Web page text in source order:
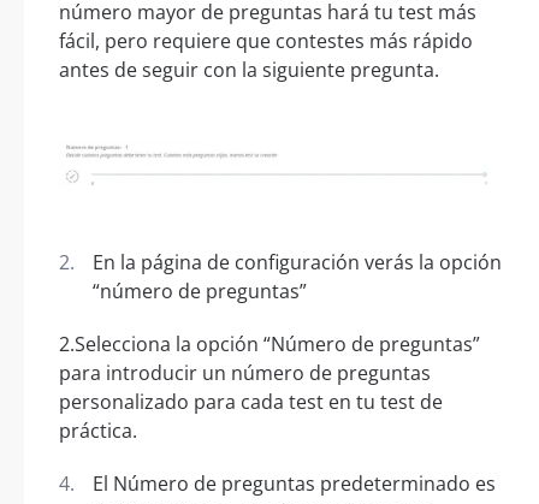
número mayor de preguntas hará tu test más
fácil, pero requiere que contestes más rápido
antes de seguir con la siguiente pregunta.
En la página de configuración verás la opción
“número de preguntas”
2.Selecciona la opción “Número de preguntas”
para introducir un número de preguntas
personalizado para cada test en tu test de
práctica.
El Número de preguntas predeterminado es